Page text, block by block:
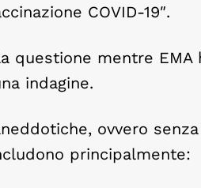
COVID-19″.
questione mentre
indagine.
ovvero
principalmente: